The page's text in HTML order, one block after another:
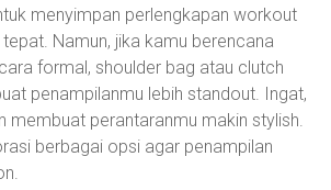
menyimpan perlengkapan workout
Namun, jika kamu berencana
formal, shoulder bag atau clutch
penampilanmu lebih standout. Ingat,
membuat perantaranmu makin stylish.
berbagai opsi agar penampilan